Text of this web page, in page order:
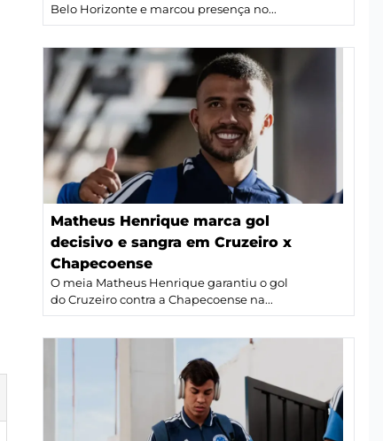
Belo Horizonte e marcou presença no...
Matheus Henrique marca gol
decisivo e sangra em Cruzeiro x
Chapecoense
O meia Matheus Henrique garantiu o gol
do Cruzeiro contra a Chapecoense na...